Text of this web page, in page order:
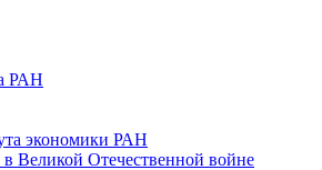
РАН
экономики РАН
Великой Отечественной войне